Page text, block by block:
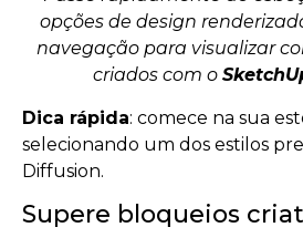
opções de design
navegação para visualizar
criados com o
Dica rápida: comece na sua
selecionando um dos estilos
Diffusion.
Supere bloqueios